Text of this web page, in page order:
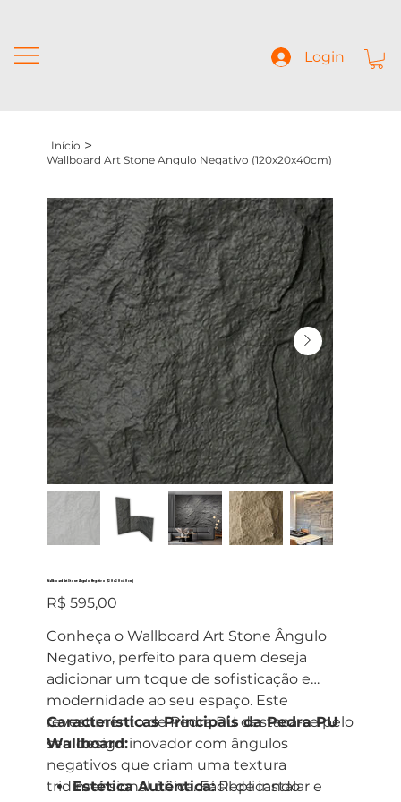
Login
Início >
Wallboard Art Stone Ângulo Negativo (120x20x40cm)
Wallboard Art Stone Ângulo Negativo (120x20x40cm)
Preço
R$ 595,00
Conheça o Wallboard Art Stone Ângulo
Negativo, perfeito para quem deseja
adicionar um toque de sofisticação e
modernidade ao seu espaço. Este
revestimento de Pedra PU destaca-se pelo
seu design inovador com ângulos
negativos que criam uma textura
tridimensional única. Fácil de instalar e
Características Principais da Pedra PU
Wallboard:
Estética Autêntica:Replicando